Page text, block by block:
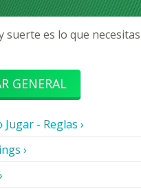
suerte es lo que
GENERAL
Jugar - Reglas ›
›